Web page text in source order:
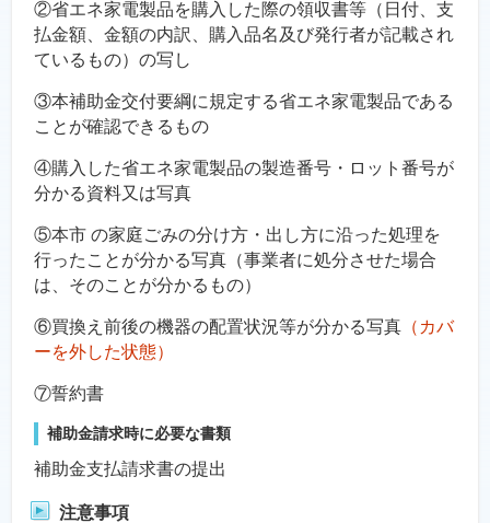
②省エネ家電製品を購入した際の領収書等（日付、支
払金額、金額の内訳、購入品名及び発行者が記載され
ているもの）の写し
③本補助金交付要綱に規定する省エネ家電製品である
ことが確認できるもの
④購入した省エネ家電製品の製造番号・ロット番号が
分かる資料又は写真
⑤本市 の家庭ごみの分け方・出し方に沿った処理を
行ったことが分かる写真（事業者に処分させた場合
は、そのことが分かるもの）
⑥買換え前後の機器の配置状況等が分かる写真 （カバ
ーを外した状態）
⑦誓約書
補助金請求時に必要な書類
補助金支払請求書の提出
注意事項